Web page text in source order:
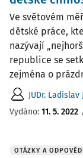
Ve světovém
dětské práce,
nazývají
republice se
zejména o
JUDr. Ladislav
Vydáno: 11. 5. 2022
OTÁZKY A